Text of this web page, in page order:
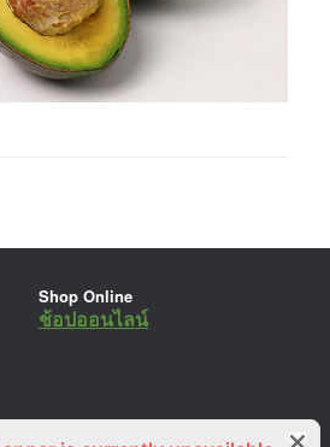
Shop Online
ช้อปออนไลน์